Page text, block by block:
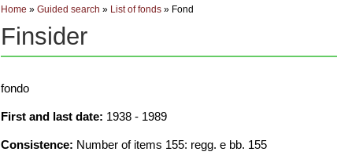
Home » Guided search » List of fonds » Fond
Finsider
fondo
First and last date: 1938 - 1989
Consistence: Number of items 155: regg. e bb. 155